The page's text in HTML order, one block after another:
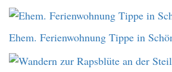
Ehem. Ferienwohnung Tippe in